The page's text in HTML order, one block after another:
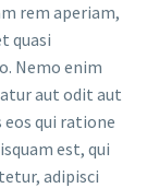
rem aperiam,
quasi
Nemo enim
aut odit aut
qui ratione
est, qui
adipisci